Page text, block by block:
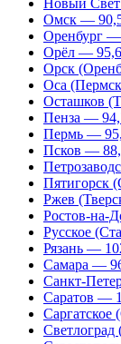
Новый
Омск —
Оренбург
Орёл —
Орск
Оса
Осташков
Пенза —
Пермь —
Псков —
Пятигорск
Ржев
Ростов-на-
Русское
Рязань —
Самара —
Санкт-
Саратов —